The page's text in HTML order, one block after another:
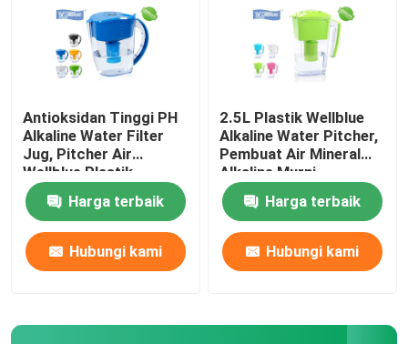
Antioksidan Tinggi PH
Alkaline Water Filter
Jug, Pitcher Air
Wellblue Plastik
Harga terbaik
Hubungi kami
2.5L Plastik Wellblue
Alkaline Water Pitcher,
Pembuat Air Mineral
Alkaline Murni
Harga terbaik
Hubungi kami